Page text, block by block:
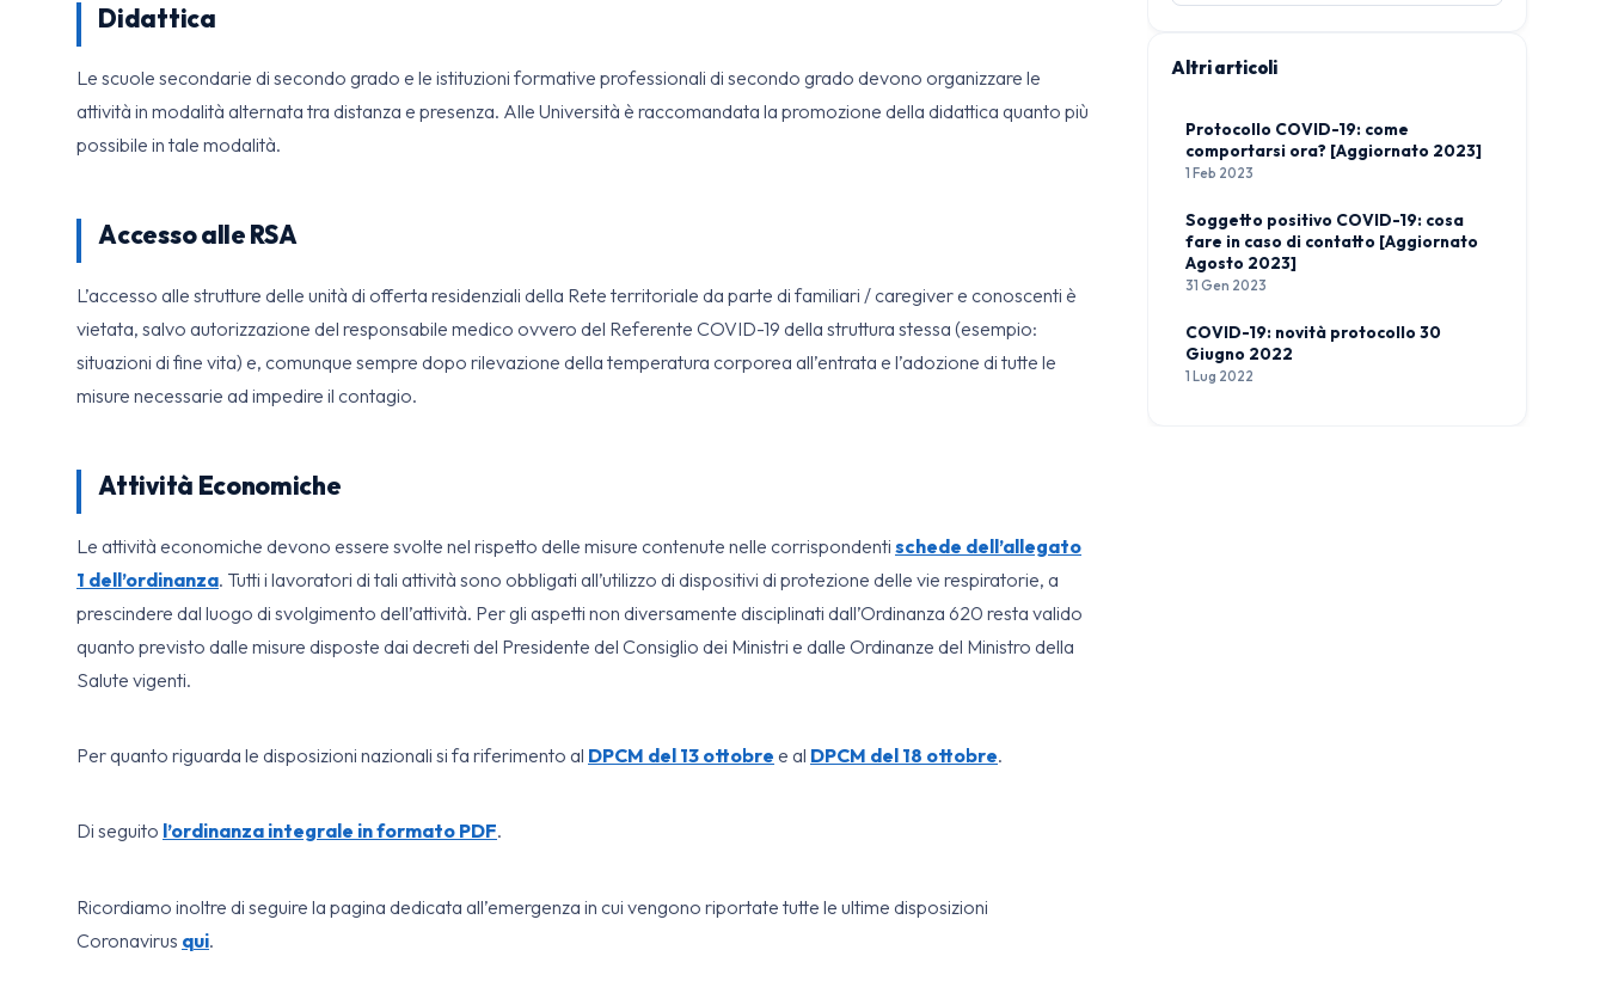
Didattica
Le scuole secondarie di secondo grado e le istituzioni formative professionali di secondo grado devono organizzare le
attività in modalità alternata tra distanza e presenza. Alle Università è raccomandata la promozione della didattica quanto più
possibile in tale modalità.
Accesso alle RSA
L’accesso alle strutture delle unità di offerta residenziali della Rete territoriale da parte di familiari / caregiver e conoscenti è
vietata, salvo autorizzazione del responsabile medico ovvero del Referente COVID-19 della struttura stessa (esempio:
situazioni di fine vita) e, comunque sempre dopo rilevazione della temperatura corporea all’entrata e l’adozione di tutte le
misure necessarie ad impedire il contagio.
Attività Economiche
Le attività economiche devono essere svolte nel rispetto delle misure contenute nelle corrispondenti schede dell’allegato
1 dell’ordinanza. Tutti i lavoratori di tali attività sono obbligati all’utilizzo di dispositivi di protezione delle vie respiratorie, a
prescindere dal luogo di svolgimento dell’attività. Per gli aspetti non diversamente disciplinati dall’Ordinanza 620 resta valido
quanto previsto dalle misure disposte dai decreti del Presidente del Consiglio dei Ministri e dalle Ordinanze del Ministro della
Salute vigenti.
Per quanto riguarda le disposizioni nazionali si fa riferimento al DPCM del 13 ottobre e al DPCM del 18 ottobre.
Di seguito l’ordinanza integrale in formato PDF.
Ricordiamo inoltre di seguire la pagina dedicata all’emergenza in cui vengono riportate tutte le ultime disposizioni
Coronavirus qui.
Altri articoli
Protocollo COVID-19: come
comportarsi ora? [Aggiornato 2023]
1 Feb 2023
Soggetto positivo COVID-19: cosa
fare in caso di contatto [Aggiornato
Agosto 2023]
31 Gen 2023
COVID-19: novità protocollo 30
Giugno 2022
1 Lug 2022